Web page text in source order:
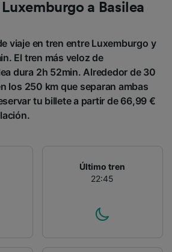
a Basilea
viaje en tren entre Luxemburgo y
El tren más veloz de
dura 2h 52min. Alrededor de 30
los 250 km que separan ambas
tu billete a partir de 66,99 €
Último tren
22:45